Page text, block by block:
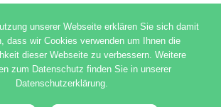
© 2026 ADSIMPLE
unserer Webseite erklären Sie sich damit
dass wir Cookies verwenden um Ihnen die
dieser Webseite zu verbessern. Weitere
zum Datenschutz finden Sie in unserer
Datenschutzerklärung.